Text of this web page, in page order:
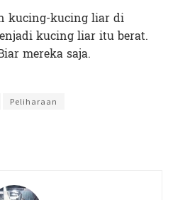
kucing-kucing liar di
kucing liar itu berat.
mereka saja.
Peliharaan